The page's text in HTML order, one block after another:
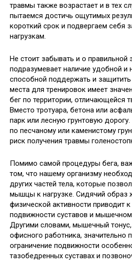
травмы также возрастает и в тех
пытаемся достичь ощутимых
короткий срок и подвергаем себя
нагрузкам.
Не стоит забывать и о правильной
подразумевает наличие удобной и
способной поддержать и
места для тренировок имеет
бег по территории, отличающейся
Вместо тротуара, бетона или
парк или лесную грунтовую
по песчаному или каменистому
риск получения травмы
Помимо самой процедуры бега,
том, что нашему организму
других частей тела, которые
мышцы к нагрузке. Сидячий образ
физической активности приводит
подвижности суставов и
Другими словами, мышечный тонус,
офисного работника, значительно
ограничение подвижности
тазобедренных суставах и